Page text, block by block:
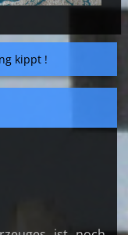
kippt !